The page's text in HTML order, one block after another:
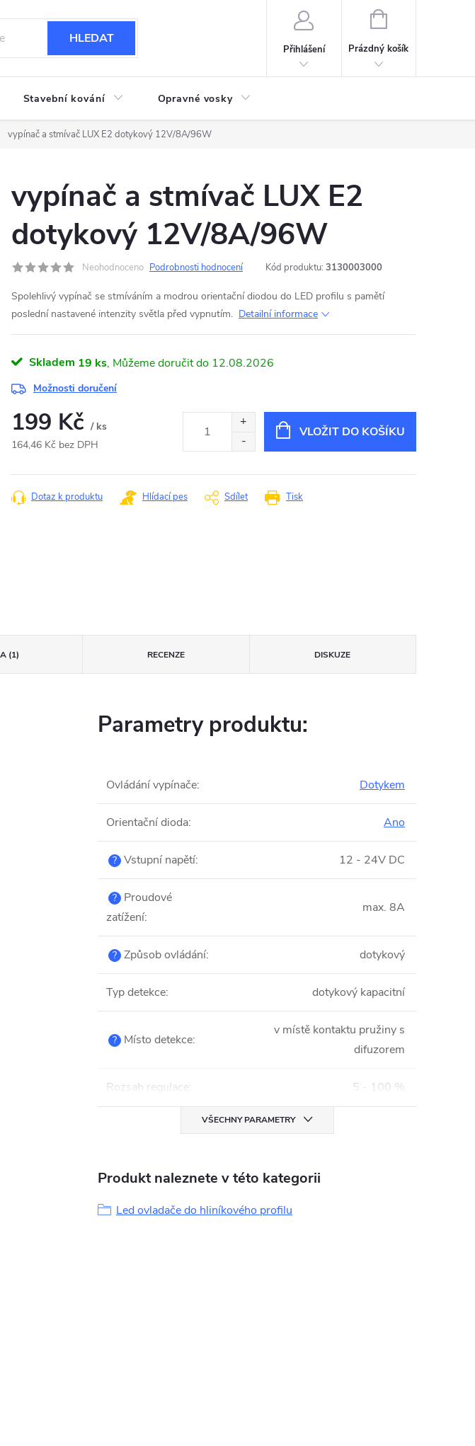
HLEDAT
Přihlášení
NÁKUPNÍ
Prázdný košík
Stavební kování Opravné vosky
vypínač a stmívač LUX E2 dotykový 12V/8A/96W
vypínač a stmívač LUX E2
dotykový 12V/8A/96W
Neohodnoceno Podrobnosti hodnocení Kód produktu: 3130003000
Spolehlivý vypínač se stmíváním a modrou orientační diodou do LED profilu s pamětí
poslední nastavené intenzity světla před vypnutím. Detailní informace
Skladem 19 ks 12.08.2026
Možnosti doručení
199 Kč / ks
164,46 Kč bez DPH
cena:
VLOŽIT DO KOŠÍKU
Tisk
Dotaz k produktu Hlídací pes Sdílet
(1) RECENZE DISKUZE
Parametry produktu:
Ovládání vypínače: Dotykem
Orientační dioda: Ano
? Vstupní napětí: 12 - 24V DC
? Proudové
zatížení:
max. 8A
? Způsob ovládání: dotykový
Typ detekce: dotykový kapacitní
? Místo detekce:
v místě kontaktu pružiny s
difuzorem
Rozsah regulace: 5 - 100 %
VŠECHNY PARAMETRY
Produkt naleznete v této kategorii
Led ovladače do hliníkového profilu